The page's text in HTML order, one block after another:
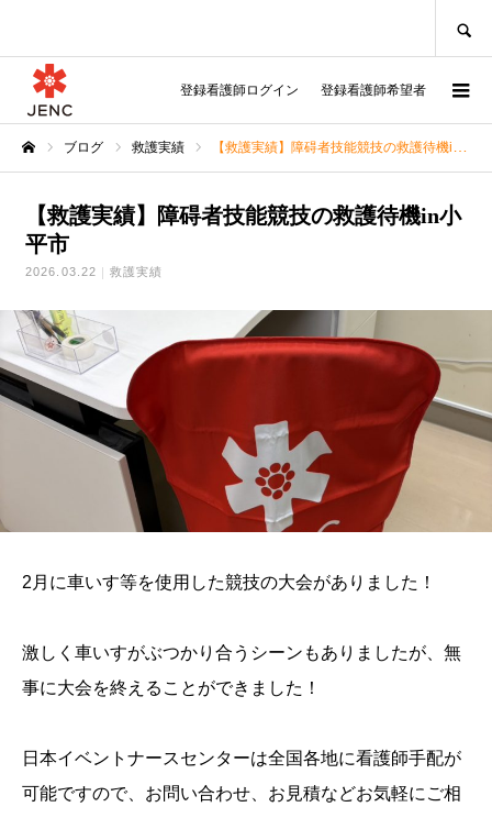
登録看護師ログイン 登録看護師希望者
ブログ 救護実績 【救護実績】障碍者技能競技の救護待機in小平市
【救護実績】障碍者技能競技の救護待機in小
平市
2026.03.22 救護実績
2月に車いす等を使用した競技の大会がありました！
激しく車いすがぶつかり合うシーンもありましたが、無
事に大会を終えることができました！
日本イベントナースセンターは全国各地に看護師手配が
可能ですので、お問い合わせ、お見積などお気軽にご相